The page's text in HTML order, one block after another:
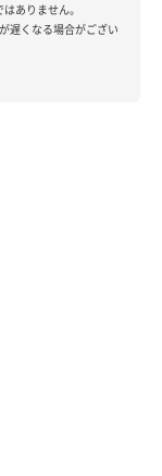
ありません。
遅くなる場合がござい